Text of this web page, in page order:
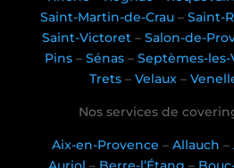
Saint-Martin-de-Crau– Saint-
Saint-Victoret –Salon-de-
Pins– Sénas– Septèmes-les-
Trets– Velaux–
Nos services de
Aix-en-Provence –Allauch –